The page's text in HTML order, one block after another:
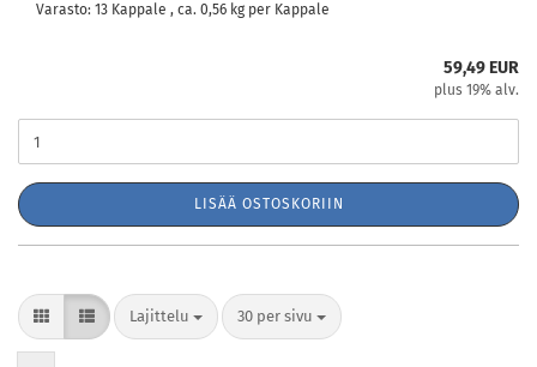
Varasto: 13 Kappale , ca. 0,56 kg per Kappale
59,49 EUR
plus 19% alv.
LISÄÄ OSTOSKORIIN
Lajittelu
Lajittelu 30 per sivu
per sivu